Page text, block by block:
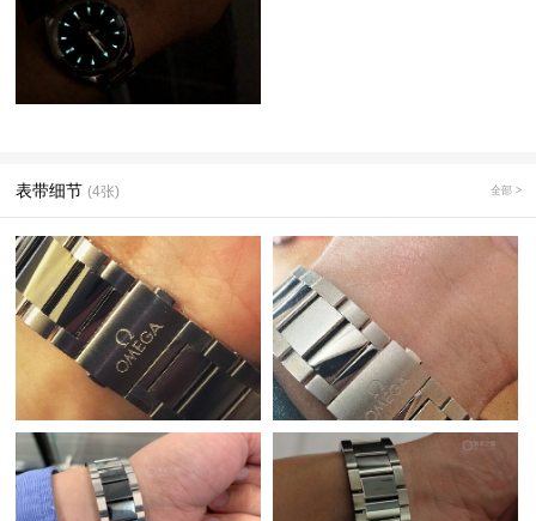
表带细节 (4张) 全部 >